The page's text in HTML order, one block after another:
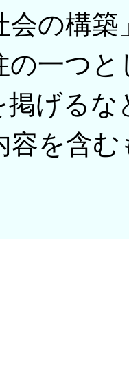
会の構
の一つ
掲げる
容を含